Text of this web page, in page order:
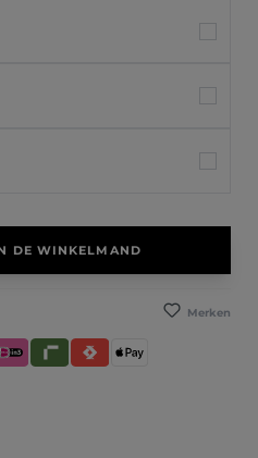
DE WINKELMAND
Merken
betalen / In delen betalen /
IN3
RivertySatispayApple Pay